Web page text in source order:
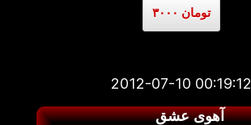
۳۰۰۰ تومان
2012-07-10 00:19:12
آهوی عشق